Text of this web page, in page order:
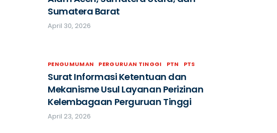
Sumatera Barat
April 30, 2026
PENGUMUMAN PERGURUAN TINGGI PTN PTS
Surat Informasi Ketentuan dan
Mekanisme Usul Layanan Perizinan
Kelembagaan Perguruan Tinggi
April 23, 2026